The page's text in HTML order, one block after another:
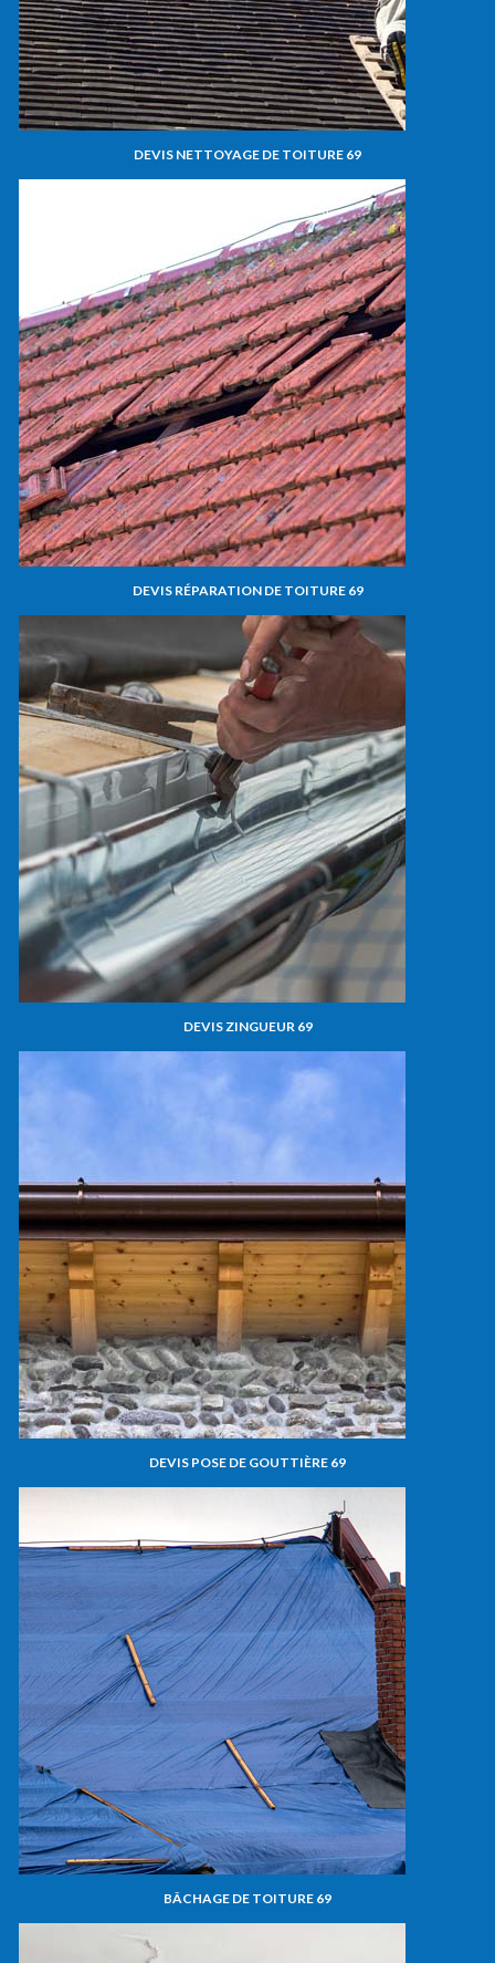
DEVIS NETTOYAGE DE TOITURE 69
DEVIS RÉPARATION DE TOITURE 69
DEVIS ZINGUEUR 69
DEVIS POSE DE GOUTTIÈRE 69
BÂCHAGE DE TOITURE 69